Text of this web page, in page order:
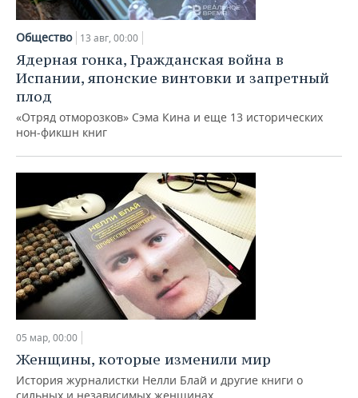
Общество 13 авг, 00:00
Ядерная гонка, Гражданская война в
Испании, японские винтовки и запретный
плод
«Отряд отморозков» Сэма Кина и еще 13 исторических
нон-фикшн книг
05 мар, 00:00
Женщины, которые изменили мир
История журналистки Нелли Блай и другие книги о